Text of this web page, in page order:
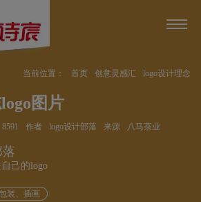
当前位置： 首页 创意灵感汇
logo设计理念
图片
8591 作者 logo设计部落 来源 八马茶业
落
己的logo
装、插画